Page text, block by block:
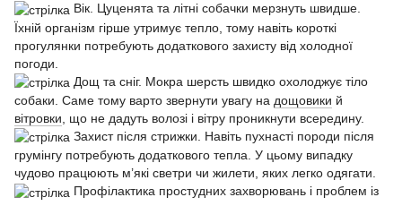
Вік. Цуценята та літні собачки мерзнуть швидше.
Їхній організм гірше утримує тепло, тому навіть короткі
прогулянки потребують додаткового захисту від холодної
погоди.
Дощ та сніг. Мокра шерсть швидко охолоджує тіло
собаки. Саме тому варто звернути увагу на дощовики й
вітровки , що не дадуть волозі і вітру проникнути всередину.
Захист після стрижки. Навіть пухнасті породи після
грумінгу потребують додаткового тепла. У цьому випадку
чудово працюють м’які светри чи жилети, яких легко одягати.
Профілактика простудних захворювань і проблем із